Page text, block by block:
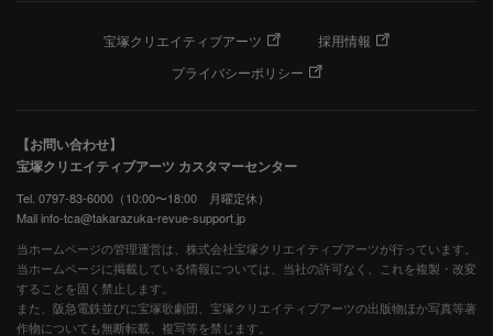
宝塚クリエイティブアーツ
採用情報
プライバシーポリシー
【お問い合わせ】
宝塚クリエイティブアーツ カスタマーセンター
Tel. 0797-83-6000（10:00〜18:00 月曜定休）
Mail info-tca@takarazuka-revue-support.jp
当ホームページの管理運営は、株式会社宝塚クリエイティブアーツが行っています。
当ホームページに掲載している情報については、当社の許可なく、これを複製・改変
することを固く禁止します。
また、阪急電鉄並びに宝塚歌劇団、宝塚クリエイティブアーツの出版物ほか写真等著
作物についても無断転載、複写等を禁じます。